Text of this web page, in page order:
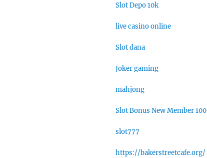
Slot Depo 10k
live casino online
Slot dana
Joker gaming
mahjong
Slot Bonus New Member 100
slot777
https://bakerstreetcafe.org/